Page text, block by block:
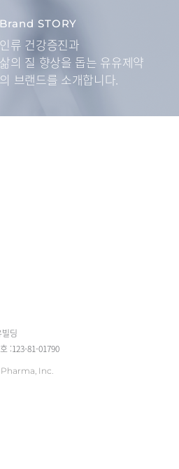
Brand STORY
인류 건강증진과
삶의 질 향상을 돕는 유유제약
의 브랜드를 소개합니다.
딩
:123-81-01790
Inc.